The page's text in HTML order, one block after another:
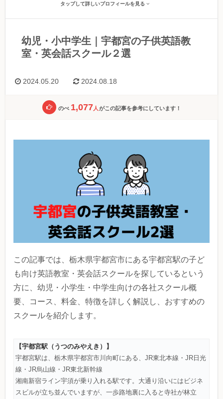
タップして詳しいプロフィールを見る
幼児・小中学生｜宇都宮の子供英語教
室・英会話スクール２選
2024.05.20 2024.08.18
のべ 1,077 人 がこの記事を参考にしています！
この記事では、栃木県宇都宮市にある宇都宮駅の子ど
も向け英語教室・英会話スクールを探しているという
方に、幼児・小学生・中学生向けの各社スクール概
要、コース、料金、特徴を詳しく解説し、おすすめの
スクールを紹介します。
【宇都宮駅（うつのみやえき） 】
宇都宮駅は、栃木県宇都宮市川向町にある、JR東北本線・JR日光
線・JR烏山線・JR東北新幹線
湘南新宿ライン宇須が乗り入れる駅です。大通り沿いにはビジネ
スビルが立ち並んでいますが、一歩路地裏に入ると寺社が林立